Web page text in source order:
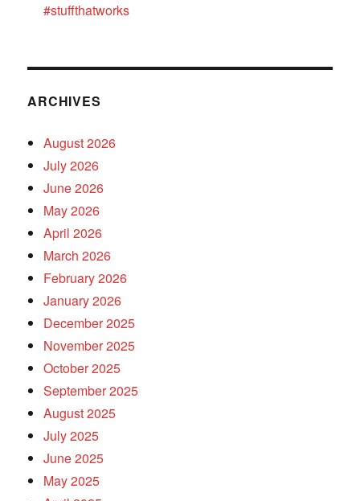
#stuffthatworks
ARCHIVES
August 2026
July 2026
June 2026
May 2026
April 2026
March 2026
February 2026
January 2026
December 2025
November 2025
October 2025
September 2025
August 2025
July 2025
June 2025
May 2025